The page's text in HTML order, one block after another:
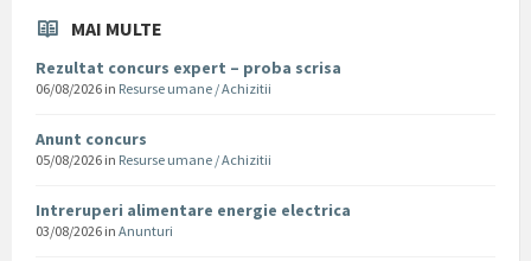
MAI MULTE
Rezultat concurs expert – proba scrisa
06/08/2026 in Resurse umane / Achizitii
Anunt concurs
05/08/2026 in Resurse umane / Achizitii
Intreruperi alimentare energie electrica
03/08/2026 in Anunturi